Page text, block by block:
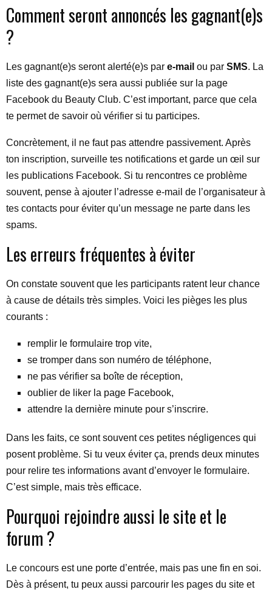
Comment seront annoncés les gagnant(e)s
?
Les gagnant(e)s seront alerté(e)s par e-mail ou par SMS. La
liste des gagnant(e)s sera aussi publiée sur la page
Facebook du Beauty Club. C’est important, parce que cela
te permet de savoir où vérifier si tu participes.
Concrètement, il ne faut pas attendre passivement. Après
ton inscription, surveille tes notifications et garde un œil sur
les publications Facebook. Si tu rencontres ce problème
souvent, pense à ajouter l’adresse e-mail de l’organisateur à
tes contacts pour éviter qu’un message ne parte dans les
spams.
Les erreurs fréquentes à éviter
On constate souvent que les participants ratent leur chance
à cause de détails très simples. Voici les pièges les plus
courants :
remplir le formulaire trop vite,
se tromper dans son numéro de téléphone,
ne pas vérifier sa boîte de réception,
oublier de liker la page Facebook,
attendre la dernière minute pour s’inscrire.
Dans les faits, ce sont souvent ces petites négligences qui
posent problème. Si tu veux éviter ça, prends deux minutes
pour relire tes informations avant d’envoyer le formulaire.
C’est simple, mais très efficace.
Pourquoi rejoindre aussi le site et le
forum ?
Le concours est une porte d’entrée, mais pas une fin en soi.
Dès à présent, tu peux aussi parcourir les pages du site et